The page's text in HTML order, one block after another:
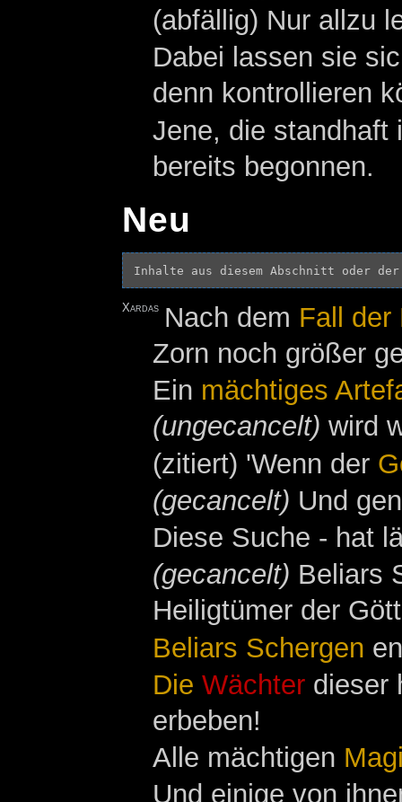
(abfällig) Nur allzu
Dabei lassen sie
denn kontrollieren
Jene, die standhaft
bereits begonnen.
Neu
Inhalte aus diesem Abschnitt oder
Xardas Nach dem Fall der
Zorn noch größer
Ein mächtiges
(ungecancelt) wird
(zitiert) 'Wenn der
(gecancelt) Und
Diese Suche - hat
(gecancelt) Beliars
Heiligtümer der
Beliars Schergen
Die Wächter dieser
erbeben!
Alle mächtigen
Und einige von